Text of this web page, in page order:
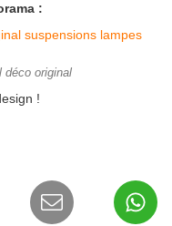
:
déco original
!